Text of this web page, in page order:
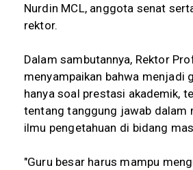
Nurdin MCL, anggota senat
rektor.
Dalam sambutannya, Rektor
menyampaikan bahwa menjadi
hanya soal prestasi akademik,
tentang tanggung jawab dalam
ilmu pengetahuan di bidang
"Guru besar harus mampu